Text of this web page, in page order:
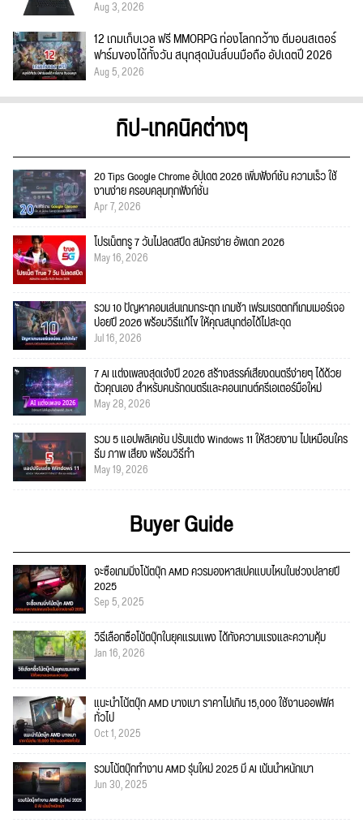
Aug 3, 2026
12 เกมเก็บเวล ฟรี MMORPG ท่องโลกกว้าง ตีมอนสเตอร์
ฟาร์มของได้ทั้งวัน สนุกสุดมันส์บนมือถือ อัปเดตปี 2026
Aug 5, 2026
ทิป-เทคนิคต่างๆ
20 Tips Google Chrome อัปเดต 2026 เพิ่มฟังก์ชั่น ความเร็ว ใช้
งานง่าย ครอบคลุมทุกฟังก์ชั่น
Apr 7, 2026
โปรเน็ตทรู 7 วันไม่ลดสปีด สมัครง่าย อัพเดท 2026
May 16, 2026
รวม 10 ปัญหาคอมเล่นเกมกระตุก เกมช้า เฟรมเรตตกที่เกมเมอร์เจอ
บ่อยปี 2026 พร้อมวิธีแก้ไข ให้คุณสนุกต่อได้ไม่สะดุด
Jul 16, 2026
7 AI แต่งเพลงสุดเจ๋งปี 2026 สร้างสรรค์เสียงดนตรีง่ายๆ ได้ด้วย
ตัวคุณเอง สำหรับคนรักดนตรีและคอนเทนต์ครีเอเตอร์มือใหม่
May 28, 2026
รวม 5 แอปพลิเคชัน ปรับแต่ง Windows 11 ให้สวยงาม ไม่เหมือนใคร
ธีม ภาพ เสียง พร้อมวิธีทำ
May 19, 2026
Buyer Guide
จะซื้อเกมมิ่งโน้ตบุ๊ก AMD ควรมองหาสเปคแบบไหนในช่วงปลายปี
2025
Sep 5, 2025
วิธีเลือกซื้อโน้ตบุ๊กในยุคแรมแพง ได้ทั้งความแรงและความคุ้ม
Jan 16, 2026
แนะนำโน้ตบุ๊ก AMD บางเบา ราคาไม่เกิน 15,000 ใช้งานออฟฟิศ
ทั่วไป
Oct 1, 2025
รวมโน้ตบุ๊กทำงาน AMD รุ่นใหม่ 2025 มี AI เน้นน้ำหนักเบา
Jun 30, 2025